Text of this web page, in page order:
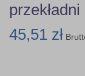
45,51 zł